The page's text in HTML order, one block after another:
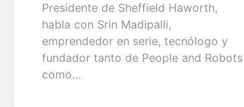
Presidente de Sheffield Haworth,
habla con Srin Madipalli,
emprendedor en serie, tecnólogo y
fundador tanto de People and Robots
como…